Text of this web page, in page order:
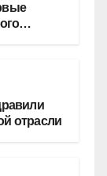
отрасли